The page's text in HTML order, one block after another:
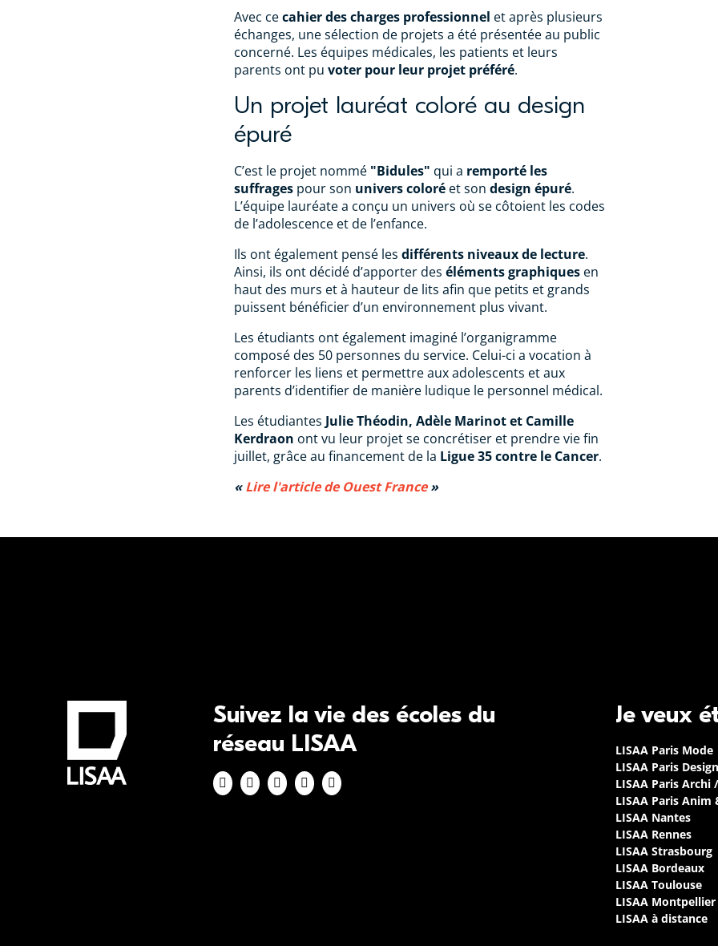
Avec cecahier des charges professionnel et après plusieurs
échanges, une sélection de projets a été présentée au public
concerné. Les équipes médicales, les patients et leurs
parents ont pu voter pour leur projet préféré.
Un projet lauréat coloré au design
épuré
C’est le projet nommé "Bidules" qui a remporté les
suffrages pour son univers coloré et son design épuré.
L’équipe lauréate a conçu un univers où se côtoient les codes
de l’adolescence et de l’enfance.
Ils ont également pensé les différents niveaux de lecture.
Ainsi, ils ont décidé d’apporter des éléments graphiques en
haut des murs et à hauteur de lits afin que petits et grands
puissent bénéficier d’un environnement plus vivant.
Les étudiants ont également imaginé l’organigramme
composé des 50 personnes du service. Celui-ci a vocation à
renforcer les liens et permettre aux adolescents et aux
parents d’identifier de manière ludique le personnel médical.
Les étudiantes Julie Théodin, Adèle Marinot et Camille
Kerdraon ont vu leur projet se concrétiser et prendre vie fin
juillet, grâce au financement de la Ligue 35 contre le Cancer.
Lire l'article de Ouest France
Suivez la vie des écoles du
réseau LISAA
Je veux
LISAA Paris Mode
LISAA Paris
LISAA Paris Archi
LISAA Paris Anim
LISAA Nantes
LISAA Rennes
LISAA Strasbourg
LISAA Bordeaux
LISAA Toulouse
LISAA Montpellier
LISAA à distance